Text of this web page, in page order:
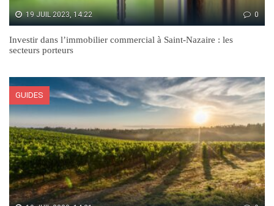
19 JUIL 2023, 14:22 0
Investir dans l’immobilier commercial à Saint-Nazaire : les
secteurs porteurs
GUIDES